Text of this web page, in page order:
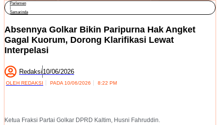
Parlemen
Samarinda
Absennya Golkar Bikin Paripurna Hak Angket
Gagal Kuorum, Dorong Klarifikasi Lewat
Interpelasi
Redaksi 10/06/2026
OLEH REDAKSI PADA 10/06/2026 8:22 PM
Ketua Fraksi Partai Golkar DPRD Kaltim, Husni Fahruddin.